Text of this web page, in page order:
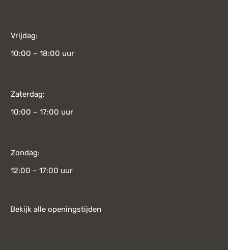
Vrijdag:
10:00 – 18:00 uur
Zaterdag:
10:00 – 17:00 uur
Zondag:
12:00 – 17:00 uur
Bekijk alle openingstijden